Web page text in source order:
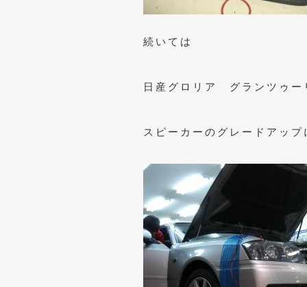
続いては
日産グロリア グランツゥー
スピーカーのグレードアッ